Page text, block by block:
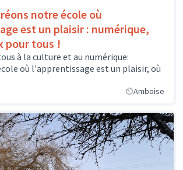
notre école où
est un plaisir : numérique,
pour tous !
à la culture et au numérique:
où l'apprentissage est un plaisir, où
Amboise